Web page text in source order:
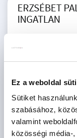
Ez a weboldal
Sütiket
szabásához,
valamint
közösségi média-
ERZSÉBET
INGATLAN
Méret
Szoba